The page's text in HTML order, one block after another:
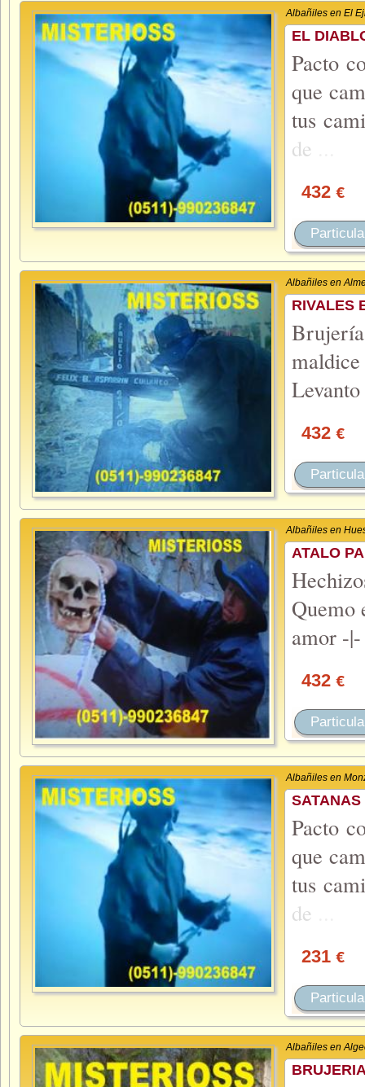
Albañiles en El
EL
Pacto
que
tus
de
432 €
Albañiles en
RIVALES
432 €
Albañiles en
ATALO
Quemo
amor -
432 €
Albañiles en
SATANAS
Pacto
que
tus
de
231 €
Albañiles en